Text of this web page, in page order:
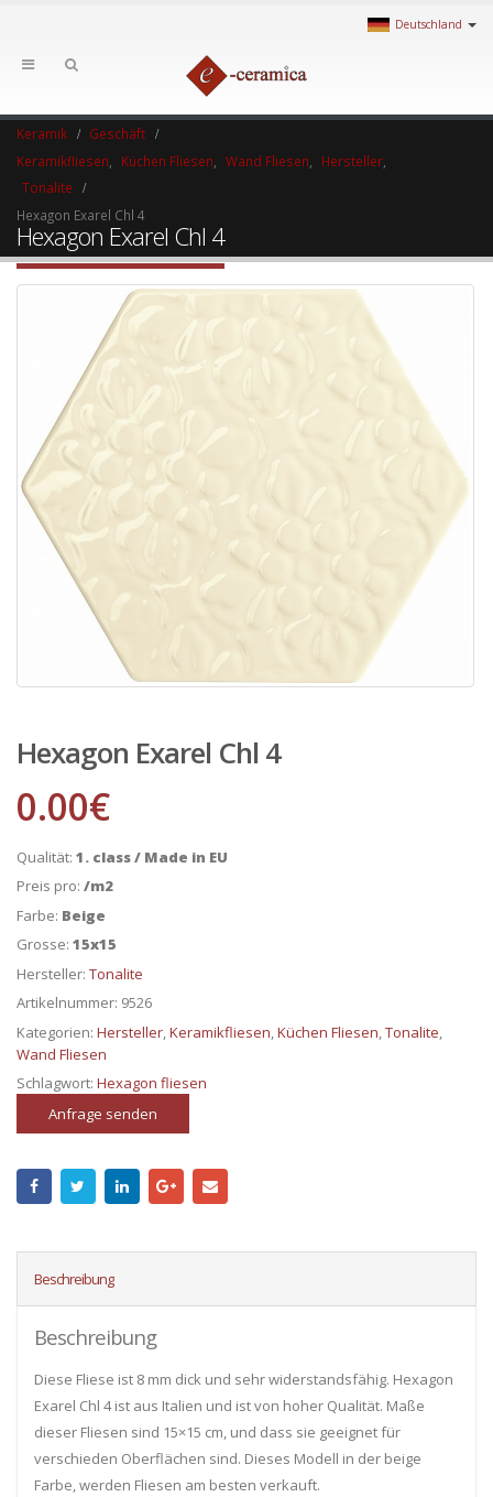
Deutschland
Keramik
Geschäft
Keramikfliesen
Küchen Fliesen Wand Fliesen Hersteller
Tonalite
Hexagon Exarel Chl 4
Hexagon Exarel Chl 4
Hexagon Exarel Chl 4
0.00€
Qualität: 1. class / Made in EU
Preis pro: /m2
Farbe: Beige
Grosse: 15x15
Hersteller: Tonalite
Artikelnummer: 9526
Kategorien: Hersteller,Keramikfliesen,Küchen Fliesen,Tonalite,
Wand Fliesen
Schlagwort: Hexagon fliesen
Anfrage senden
Beschreibung
Beschreibung
Diese Fliese ist 8 mm dick und sehr widerstandsfähig. Hexagon
Exarel Chl 4 ist aus Italien und ist von hoher Qualität. Maße
dieser Fliesen sind 15×15 cm, und dass sie geeignet für
verschieden Oberflächen sind. Dieses Modell in der beige
Farbe, werden Fliesen am besten verkauft.